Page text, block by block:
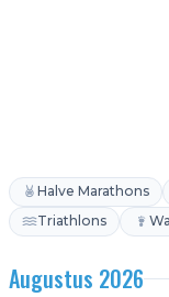
Halve Marathons
Triathlons
Augustus 2026